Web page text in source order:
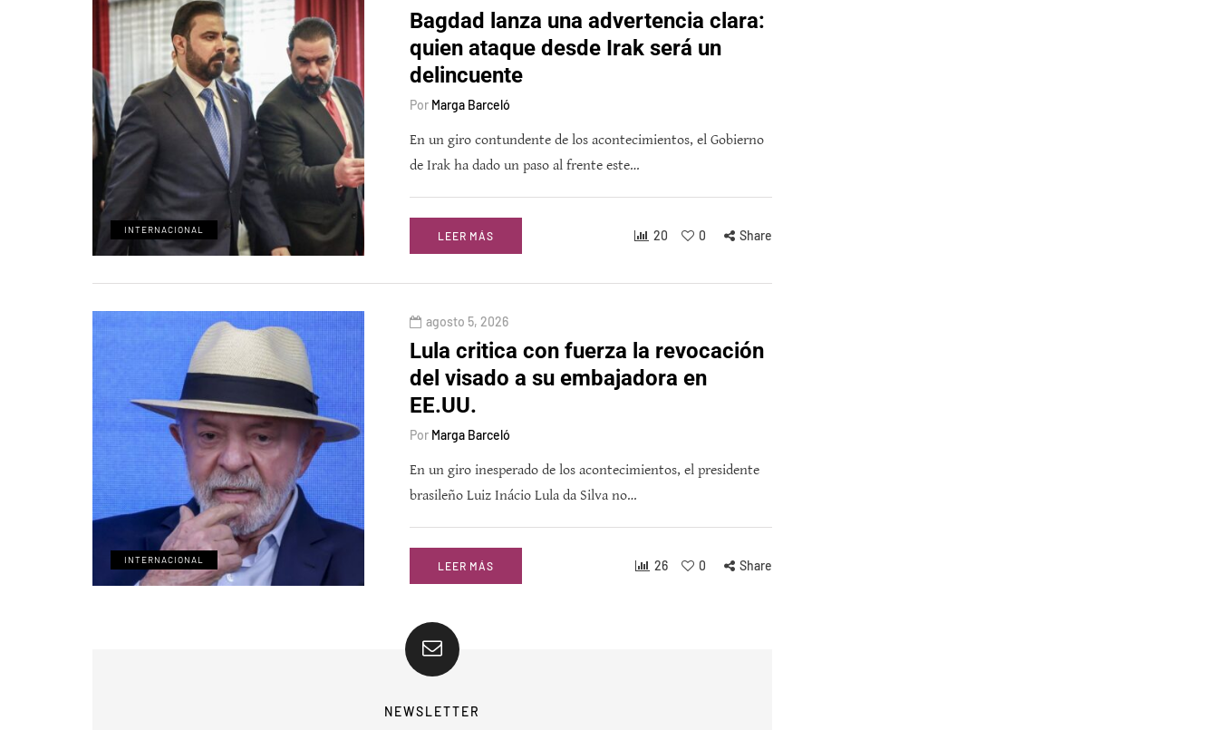
INTERNACIONAL
Bagdad lanza una advertencia clara:
quien ataque desde Irak será un
delincuente
Por Marga Barceló
En un giro contundente de los acontecimientos, el Gobierno
de Irak ha dado un paso al frente este…
LEER MÁS 20 0 Share
INTERNACIONAL
agosto 5, 2026
Lula critica con fuerza la revocación
del visado a su embajadora en
EE.UU.
Por Marga Barceló
En un giro inesperado de los acontecimientos, el presidente
brasileño Luiz Inácio Lula da Silva no…
LEER MÁS 26 0 Share
NEWSLETTER